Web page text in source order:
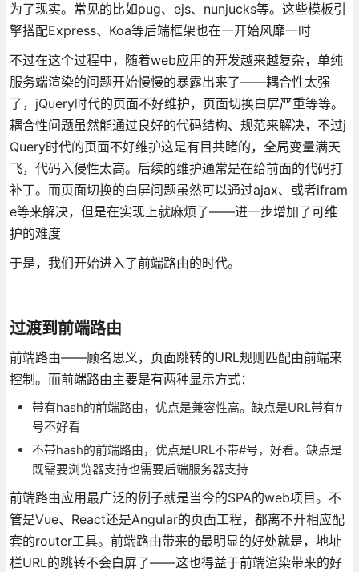
为了现实。常见的比如pug、ejs、nunjucks等。这些模板引
擎搭配Express、Koa等后端框架也在一开始风靡一时
不过在这个过程中，随着web应用的开发越来越复杂，单纯
服务端渲染的问题开始慢慢的暴露出来了——耦合性太强
了，jQuery时代的页面不好维护，页面切换白屏严重等等。
耦合性问题虽然能通过良好的代码结构、规范来解决，不过j
Query时代的页面不好维护这是有目共睹的，全局变量满天
飞，代码入侵性太高。后续的维护通常是在给前面的代码打
补丁。而页面切换的白屏问题虽然可以通过ajax、或者ifram
e等来解决，但是在实现上就麻烦了——进一步增加了可维
护的难度
于是，我们开始进入了前端路由的时代。
过渡到前端路由
前端路由——顾名思义，页面跳转的URL规则匹配由前端来
控制。而前端路由主要是有两种显示方式：
带有hash的前端路由，优点是兼容性高。缺点是URL带有#
号不好看
不带hash的前端路由，优点是URL不带#号，好看。缺点是
既需要浏览器支持也需要后端服务器支持
前端路由应用最广泛的例子就是当今的SPA的web项目。不
管是Vue、React还是Angular的页面工程，都离不开相应配
套的router工具。前端路由带来的最明显的好处就是，地址
栏URL的跳转不会白屏了——这也得益于前端渲染带来的好